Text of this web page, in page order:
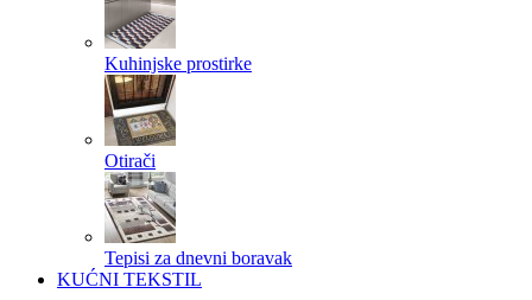
Kuhinjske prostirke
Otirači
Tepisi za dnevni boravak
KUĆNI TEKSTIL